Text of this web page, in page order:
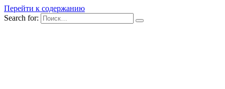
Перейти к содержанию
Search for: